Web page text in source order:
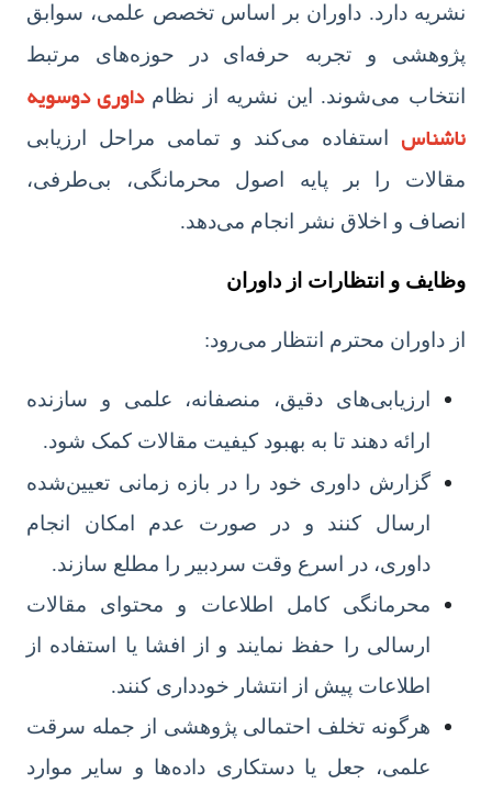
نشریه دارد. داوران بر اساس تخصص علمی، سوابق
پژوهشی و تجربه حرفه‌ای در حوزه‌های مرتبط
انتخاب می‌شوند. این نشریه از نظامداوری دوسویه
ناشناس استفاده می‌کند و تمامی مراحل ارزیابی
مقالات را بر پایه اصول محرمانگی، بی‌طرفی،
انصاف و اخلاق نشر انجام می‌دهد.
وظایف و انتظارات از داوران
از داوران محترم انتظار می‌رود:
ارزیابی‌های دقیق، منصفانه، علمی و سازنده
ارائه دهند تا به بهبود کیفیت مقالات کمک شود.
گزارش داوری خود را در بازه زمانی تعیین‌شده
ارسال کنند و در صورت عدم امکان انجام
داوری، در اسرع وقت سردبیر را مطلع سازند.
محرمانگی کامل اطلاعات و محتوای مقالات
ارسالی را حفظ نمایند و از افشا یا استفاده از
اطلاعات پیش از انتشار خودداری کنند.
هرگونه تخلف احتمالی پژوهشی از جمله سرقت
علمی، جعل یا دستکاری داده‌ها و سایر موارد